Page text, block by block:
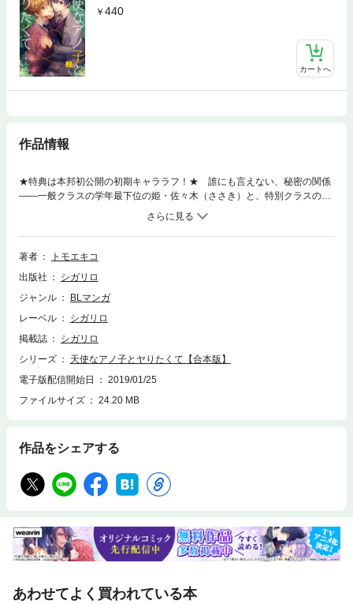
440
カートへ
作品情報
★特典は本邦初公開の初期キャララフ！★ 誰にも言えない、秘密の関係
――一般クラスの学年最下位の姫・佐々木（ささき）と、特別クラスの成
績トップの姫・海宝（かいほう）はこっそり恋愛中！！ 就寝中の佐々木
の寝息に海宝の性欲はついに我慢の限界で…！？ 学園の姫同士のスクー
ルラブ！ 【本作品は単話「天使なアノ子とヤりたくて」1限目～3限目を
収録した電子合本版です】
著者
トモエキコ
出版社
シガリロ
ジャンル
BLマンガ
レーベル
シガリロ
掲載誌
シガリロ
シリーズ
天使なアノ子とヤりたくて【合本版】
電子版配信開始日
2019/01/25
ファイルサイズ
24.20 MB
作品をシェアする
あわせてよく買われている本